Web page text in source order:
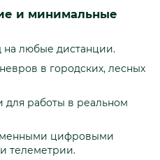
и минимальные
на любые дистанции.
в городских, лесных
работы в реальном
цифровыми
телеметрии.